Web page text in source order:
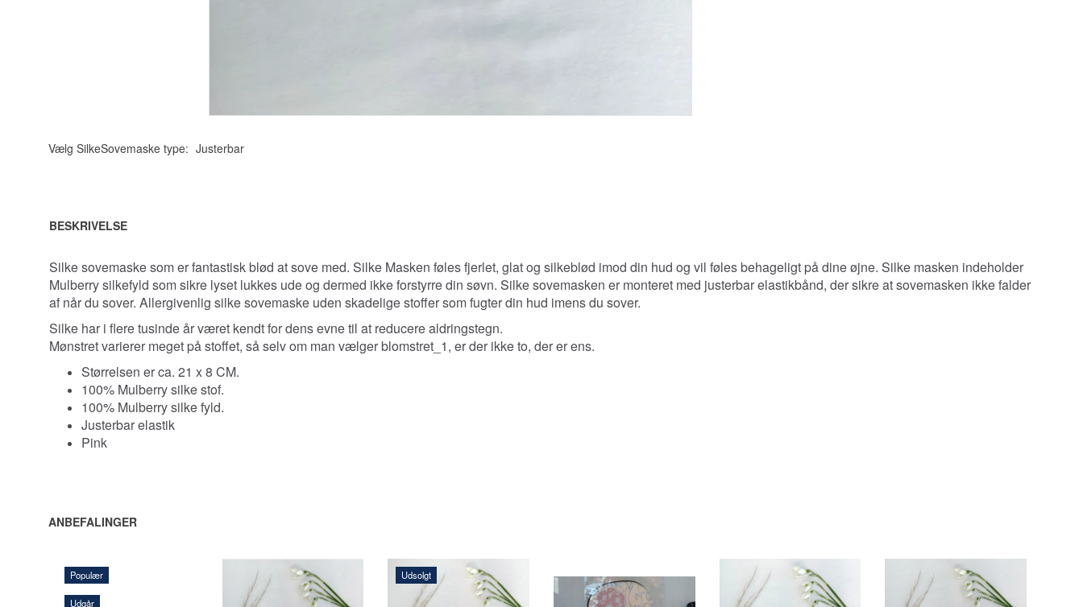
Vælg SilkeSovemaske type: Justerbar
BESKRIVELSE
Silke sovemaske som er fantastisk blød at sove med. Silke Masken føles fjerlet, glat og silkeblød imod din hud og vil føles behageligt på dine øjne. Silke masken indeholder
Mulberry silkefyld som sikre lyset lukkes ude og dermed ikke forstyrre din søvn. Silke sovemasken er monteret med justerbar elastikbånd, der sikre at sovemasken ikke falder
af når du sover. Allergivenlig silke sovemaske uden skadelige stoffer som fugter din hud imens du sover.
Silke har i flere tusinde år været kendt for dens evne til at reducere aldringstegn.
Mønstret varierer meget på stoffet, så selv om man vælger blomstret_1, er der ikke to, der er ens.
Størrelsen er ca. 21 x 8 CM.
100% Mulberry silke stof.
100% Mulberry silke fyld.
Justerbar elastik
Pink
ANBEFALINGER
Populær
Udgår
Udsolgt